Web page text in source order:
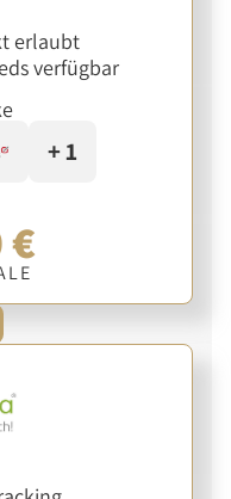
erlaubt
verfügbar
+ 1
€